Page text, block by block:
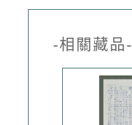
-相關藏品-